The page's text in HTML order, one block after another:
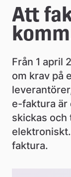
e
å
k
o
m
m
u
n
Att
Från 1 april
om krav på
e-faktura är
skickas och
faktura.